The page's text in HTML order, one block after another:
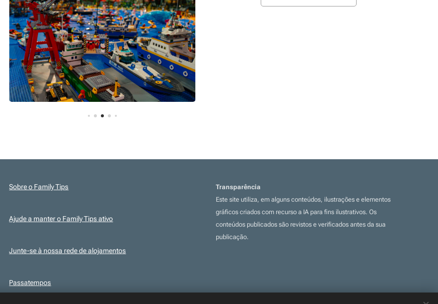
Sobre o Family Tips
Ajude a manter o Family Tips ativo
Junte-se à nossa rede de alojamentos
Passatempos
Transparência
Este site utiliza, em alguns conteúdos, ilustrações e elementos
gráficos criados com recurso a IA para fins ilustrativos. Os
conteúdos publicados são revistos e verificados antes da sua
publicação.